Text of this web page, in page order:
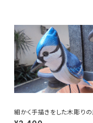
細かく手描きをした木彫り